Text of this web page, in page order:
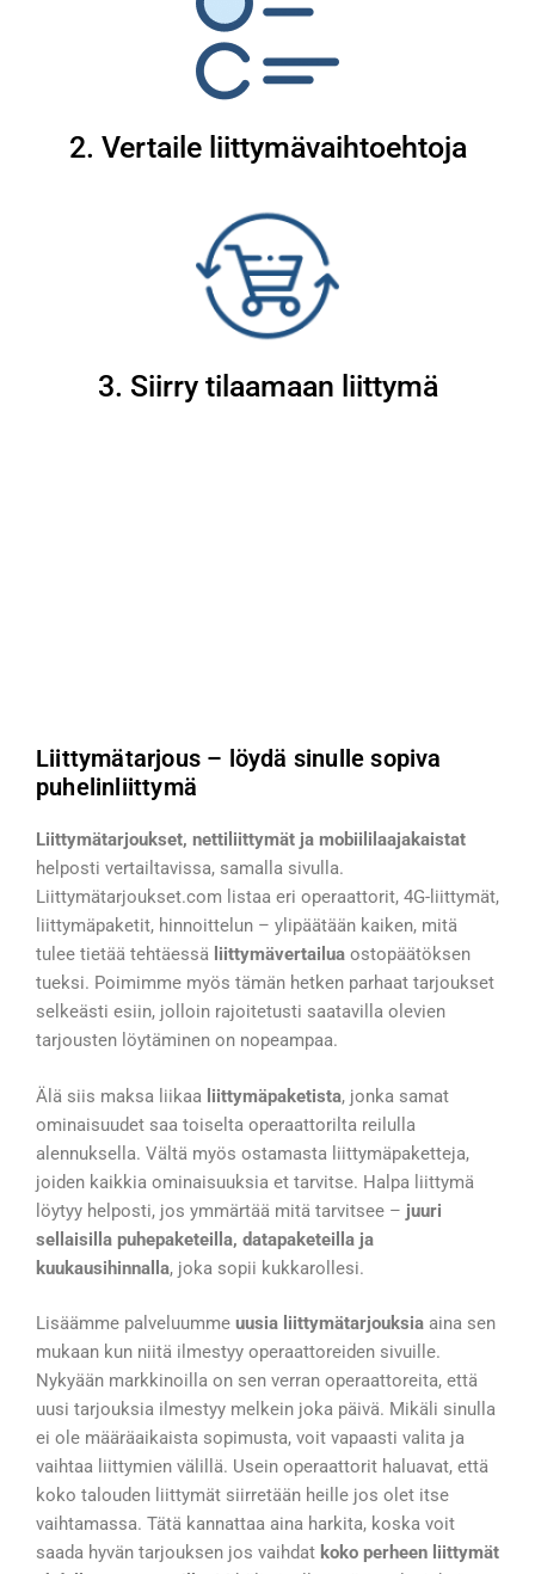
2. Vertaile liittymävaihtoehtoja
3. Siirry tilaamaan liittymä
Liittymätarjous – löydä sinulle sopiva
puhelinliittymä
Liittymätarjoukset, nettiliittymät ja mobiililaajakaistat
helposti vertailtavissa, samalla sivulla.
Liittymätarjoukset.com listaa eri operaattorit, 4G-liittymät,
liittymäpaketit, hinnoittelun – ylipäätään kaiken, mitä
tulee tietää tehtäessä liittymävertailua ostopäätöksen
tueksi. Poimimme myös tämän hetken parhaat tarjoukset
selkeästi esiin, jolloin rajoitetusti saatavilla olevien
tarjousten löytäminen on nopeampaa.
Älä siis maksa liikaa liittymäpaketista, jonka samat
ominaisuudet saa toiselta operaattorilta reilulla
alennuksella. Vältä myös ostamasta liittymäpaketteja,
joiden kaikkia ominaisuuksia et tarvitse. Halpa liittymä
löytyy helposti, jos ymmärtää mitä tarvitsee – juuri
sellaisilla puhepaketeilla, datapaketeilla ja
kuukausihinnalla, joka sopii kukkarollesi.
Lisäämme palveluumme uusia liittymätarjouksia aina sen
mukaan kun niitä ilmestyy operaattoreiden sivuille.
Nykyään markkinoilla on sen verran operaattoreita, että
uusi tarjouksia ilmestyy melkein joka päivä. Mikäli sinulla
ei ole määräaikaista sopimusta, voit vapaasti valita ja
vaihtaa liittymien välillä. Usein operaattorit haluavat, että
koko talouden liittymät siirretään heille jos olet itse
vaihtamassa. Tätä kannattaa aina harkita, koska voit
saada hyvän tarjouksen jos vaihdat koko perheen liittymät